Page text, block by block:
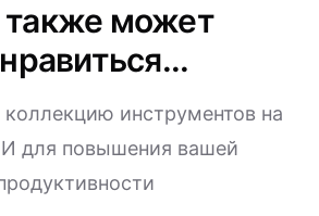
может
инструментов на
для повышения вашей